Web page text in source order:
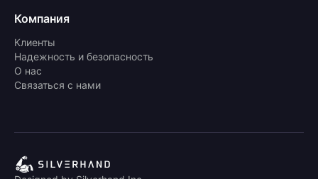
Компания
Клиенты
Надежность и безопасность
О нас
Связаться с нами